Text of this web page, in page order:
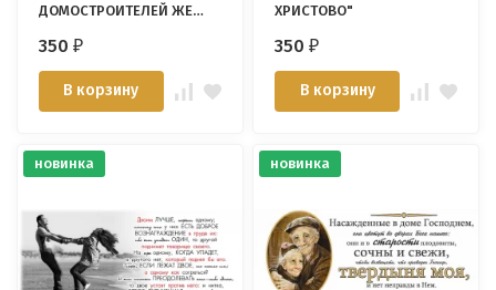
ДОМОСТРОИТЕЛЕЙ ЖЕ
инструмент/
350₽
В корзину
ХРИСТОВО"
350₽
В корзину
новинка новинка